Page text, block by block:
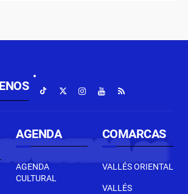
AGENDA
AGENDA
CULTURAL
COMARCAS
VALLÉS ORIENTAL
VALLÉS